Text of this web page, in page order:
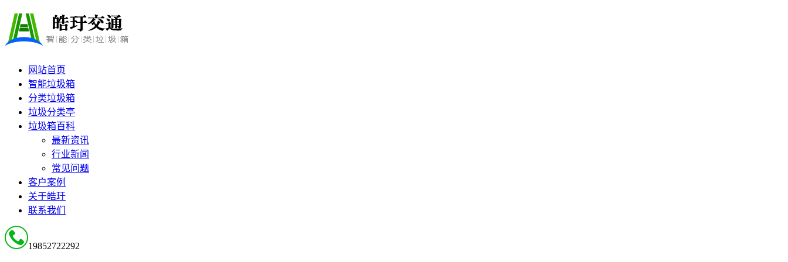
网站首页
智能垃圾箱
分类垃圾箱
垃圾分类亭
垃圾箱百科
最新资讯
行业新闻
常见问题
客户案例
关于皓玗
联系我们
19852722292